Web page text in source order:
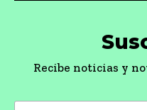
Recibe noticias y